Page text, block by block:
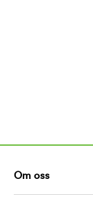
Om oss